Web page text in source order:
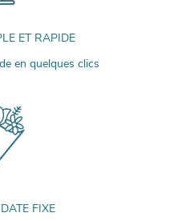
ET RAPIDE
en quelques clics
FIXE